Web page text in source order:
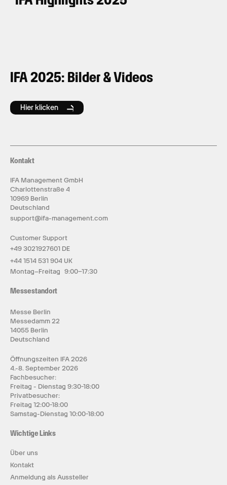
IFA 2025: Bilder & Videos
Hier klicken
Kontakt
IFA Management GmbH
Charlottenstraße 4
10969 Berlin
Deutschland
support@ifa-management.com
Customer Support
+49 3021927601 DE
+44 1514 531 904 UK
Montag–Freitag 9:00–17:30
Messestandort
Messe Berlin
Messedamm 22
14055 Berlin
Deutschland
Öffnungszeiten IFA 2026
4.-8. September 2026
Fachbesucher:
Freitag - Dienstag 9:30-18:00
Privatbesucher:
Freitag 12:00-18:00
Samstag-Dienstag 10:00-18:00
Wichtige Links
Über uns
Kontakt
Anmeldung als Aussteller